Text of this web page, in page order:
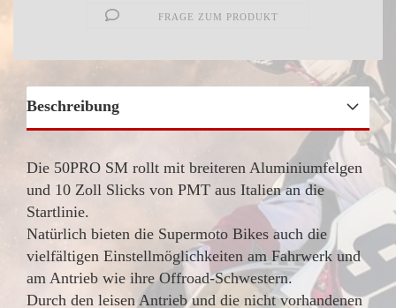
FRAGE ZUM PRODUKT
Beschreibung
Die 50PRO SM rollt mit breiteren Aluminiumfelgen
und 10 Zoll Slicks von PMT aus Italien an die
Startlinie.
Natürlich bieten die Supermoto Bikes auch die
vielfältigen Einstellmöglichkeiten am Fahrwerk und
am Antrieb wie ihre Offroad-Schwestern.
Durch den leisen Antrieb und die nicht vorhandenen